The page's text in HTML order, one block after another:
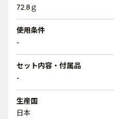
72.8ｇ
使用条件
-
セット内容・付属品
-
生産国
日本